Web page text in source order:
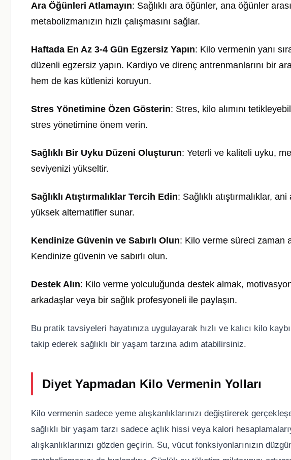
Ara Öğünleri Atlamayın: Sağlıklı ara öğünler, ana öğünler
metabolizmanızın hızlı çalışmasını sağlar.
Haftada En Az 3-4 Gün Egzersiz Yapın: Kilo vermenin yanı
düzenli egzersiz yapın. Kardiyo ve direnç antrenmanlarını bir
hem de kas kütlenizi koruyun.
Stres Yönetimine Özen Gösterin: Stres, kilo alımını
stres yönetimine önem verin.
Sağlıklı Bir Uyku Düzeni Oluşturun: Yeterli ve kaliteli uyku,
seviyenizi yükseltir.
Sağlıklı Atıştırmalıklar Tercih Edin: Sağlıklı atıştırmalıklar,
yüksek alternatifler sunar.
Kendinize Güvenin ve Sabırlı Olun: Kilo verme süreci zaman
Kendinize güvenin ve sabırlı olun.
Destek Alın: Kilo verme yolculuğunda destek almak,
arkadaşlar veya bir sağlık profesyoneli ile paylaşın.
Bu pratik tavsiyeleri hayatınıza uygulayarak hızlı ve kalıcı kilo
takip ederek sağlıklı bir yaşam tarzına adım atabilirsiniz.
Diyet Yapmadan Kilo Vermenin Yolları
Kilo vermenin sadece yeme alışkanlıklarınızı değiştirerek
sağlıklı bir yaşam tarzı sadece açlık hissi veya kalori
alışkanlıklarınızı gözden geçirin. Su, vücut fonksiyonlarınızın